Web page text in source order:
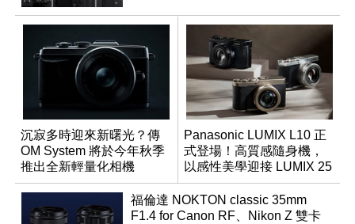
沉寂多時迎來新曙光？傳
OM System 將於今年秋季
推出全新輕量化相機
Panasonic LUMIX L10 正
式登場！高質感隨身機，
以感性美學迎接 LUMIX 25
週年
福倫達 NOKTON classic 35mm
F1.4 for Canon RF、Nikon Z 雙卡